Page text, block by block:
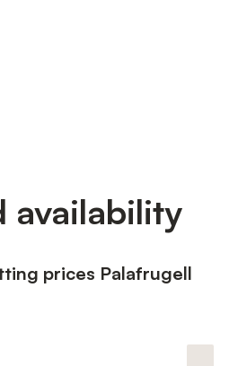
availability
prices Palafrugell